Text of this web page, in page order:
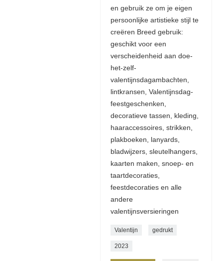
en gebruik ze om je eigen
persoonlijke artistieke stijl te
creëren Breed gebruik:
geschikt voor een
verscheidenheid aan doe-
het-zelf-
valentijnsdagambachten,
lintkransen, Valentijnsdag-
feestgeschenken,
decoratieve tassen, kleding,
haaraccessoires, strikken,
plakboeken, lanyards,
bladwijzers, sleutelhangers,
kaarten maken, snoep- en
taartdecoraties,
feestdecoraties en alle
andere
valentijnsversieringen
Valentijn gedrukt
2023